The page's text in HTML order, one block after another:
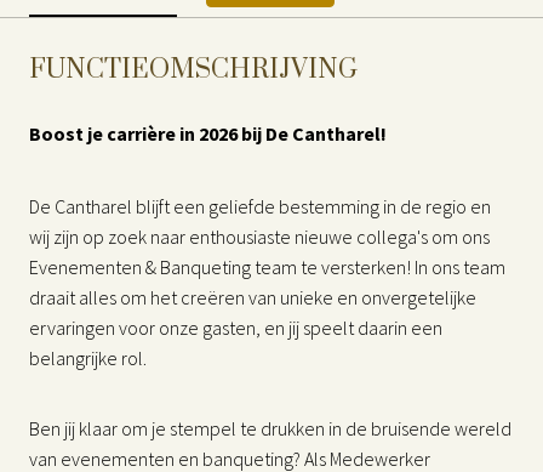
FUNCTIEOMSCHRIJVING
Boost je carrière in 2026 bij De Cantharel!
De Cantharel blijft een geliefde bestemming in de regio en
wij zijn op zoek naar enthousiaste nieuwe collega's om ons
Evenementen & Banqueting team te versterken! In ons team
draait alles om het creëren van unieke en onvergetelijke
ervaringen voor onze gasten, en jij speelt daarin een
belangrijke rol.
Ben jij klaar om je stempel te drukken in de bruisende wereld
van evenementen en banqueting? Als Medewerker